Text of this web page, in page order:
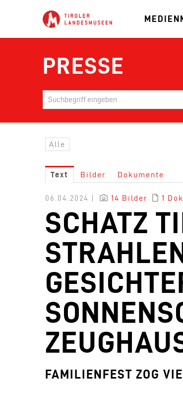
PRESSE
Alle
Text Bilder Dokumente
06.04.2024 | 14 Bilder 1
SCHATZ
FAMILIENFEST ZOG